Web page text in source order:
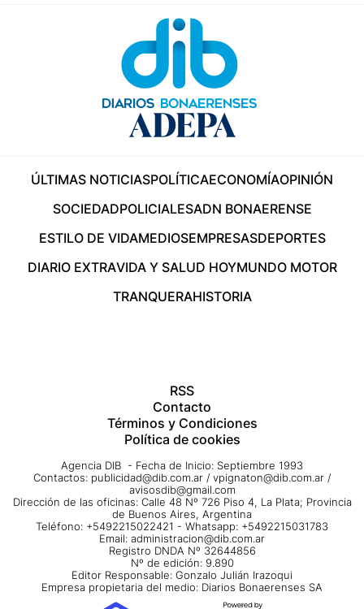
ÚLTIMAS NOTICIASPOLÍTICAECONOMÍAOPINIÓN
SOCIEDADPOLICIALESADN BONAERENSE
ESTILO DE VIDAMEDIOSEMPRESASDEPORTES
DIARIO EXTRAVIDA Y SALUD HOYMUNDO MOTOR
TRANQUERAHISTORIA
RSS
Contacto
Términos y Condiciones
Política de cookies
Agencia DIB - Fecha de Inicio: Septiembre 1993
Contactos: publicidad@dib.com.ar / vpignaton@dib.com.ar /
avisosdib@gmail.com
Dirección de las oficinas: Calle 48 Nº 726 Piso 4, La Plata; Provincia
de Buenos Aires, Argentina
Teléfono: +5492215022421 - Whatsapp: +5492215031783
Email: administracion@dib.com.ar
Registro DNDA Nº 32644856
Nº de edición: 9.890
Editor Responsable: Gonzalo Julián Irazoqui
Empresa propietaria del medio: Diarios Bonaerenses SA